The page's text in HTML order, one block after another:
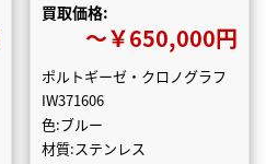
買取価格:
〜￥650,000円
ポルトギーゼ・クロノグラフ
IW371606
色:ブルー
材質:ステンレス